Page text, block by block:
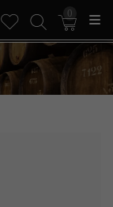
0